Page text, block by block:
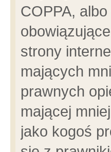
COPPA,
strony
mających
prawnych
mającej
jako kogoś